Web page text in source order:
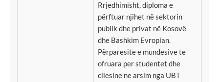
Rrjedhimisht, diploma e
përftuar njihet në sektorin
publik dhe privat në Kosovë
dhe Bashkim Evropian.
Përparesite e mundesive te
ofruara per studentet dhe
cilesine ne arsim nga UBT